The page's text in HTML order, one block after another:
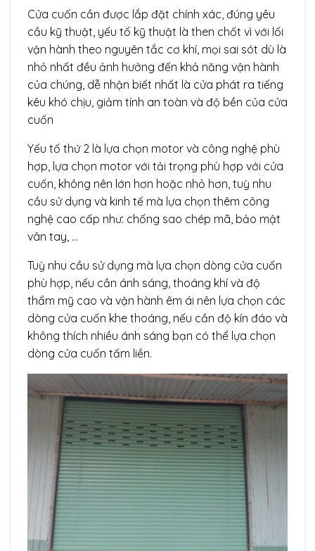
Cửa cuốn cần được lắp đặt chính xác, đúng yêu
cầu kỹ thuật, yếu tố kỹ thuật là then chốt vì với lối
vận hành theo nguyên tắc cơ khí, mọi sai sót dù là
nhỏ nhất đều ảnh hưởng đến khả năng vận hành
của chúng, dễ nhận biết nhất là cửa phát ra tiếng
kêu khó chịu, giảm tính an toàn và độ bền của cửa
cuốn
Yếu tố thứ 2 là lựa chọn motor và công nghệ phù
hợp, lựa chọn motor với tải trọng phù hợp với cửa
cuốn, không nên lớn hơn hoặc nhỏ hơn, tuỳ nhu
cầu sử dụng và kinh tế mà lựa chọn thêm công
nghệ cao cấp như: chống sao chép mã, bảo mật
vân tay, …
Tuỳ nhu cầu sử dụng mà lựa chọn dòng cửa cuốn
phù hợp, nếu cần ánh sáng, thoáng khí và độ
thẩm mỹ cao và vận hành êm ái nên lựa chọn các
dòng cửa cuốn khe thoáng, nếu cần độ kín đáo và
không thích nhiều ánh sáng bạn có thể lựa chọn
dòng cửa cuốn tấm liền.